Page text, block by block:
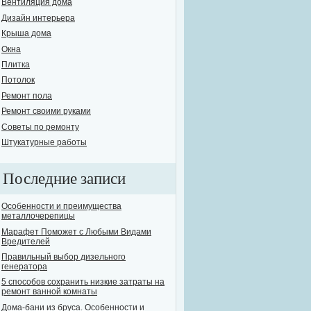
Вентиляция дома
Дизайн интерьера
Крыша дома
Окна
Плитка
Потолок
Ремонт пола
Ремонт своими руками
Советы по ремонту
Штукатурные работы
Последние записи
Особенности и преимущества
металлочерепицы
Марафет Поможет с Любыми Видами
Вредителей
Правильный выбор дизельного
генератора
5 способов сохранить низкие затраты на
ремонт ванной комнаты
Дома-бани из бруса. Особенности и